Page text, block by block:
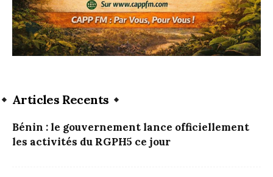
Articles Recents
Bénin : le gouvernement lance officiellement
les activités du RGPH5 ce jour